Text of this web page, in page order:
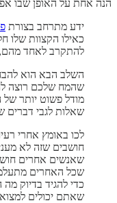
הנה אחת על האופן שבו
ידע מתרחב בצורת
כאילו הקצוות שלו
להתקרב לאחד
השלב הבא הוא
שהמח שלכם רוצה
מודל פשוט יותר של
שאלות לגבי דברים
לכו באומץ אחרי
חושבים שזה לא
שאנשים אחרים
שכל האחרים
כדי להגיד בדיוק
שאתם יכולים